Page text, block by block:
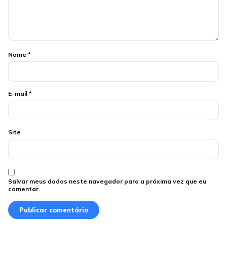
Nome *
E-mail *
Site
Salvar meus dados neste navegador para a próxima vez que eu
comentar.